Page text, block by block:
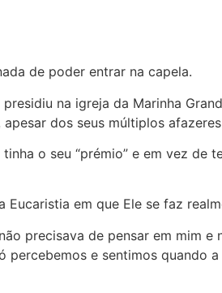
de poder entrar na capela.
na igreja da Marinha
dos seus múltiplos
o seu “prémio” e em vez
em que Ele se faz
precisava de pensar em mim e
percebemos e sentimos quando